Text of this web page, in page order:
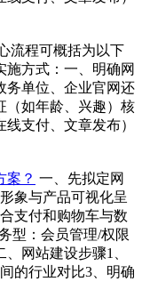
流程可概括为以下
施方式：一、明确网
务单位、企业官网还
（如年龄、兴趣）‌核
支付、文章发布）
案？ 一、先拟定网
象与产品可视化呈
支付和购物车与数
型：会员管理/权限
网站建设步骤1、
的行业对比3、明确